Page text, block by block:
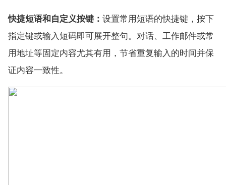
快捷短语和自定义按键： 设置常用短语的快捷键，按下
指定键或输入短码即可展开整句。对话、工作邮件或常
用地址等固定内容尤其有用，节省重复输入的时间并保
证内容一致性。